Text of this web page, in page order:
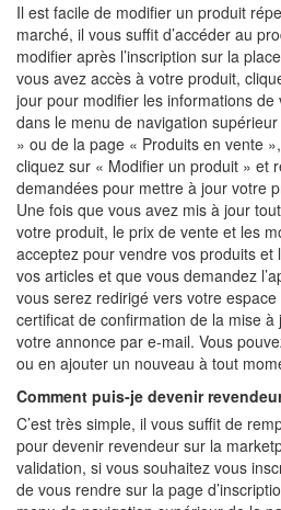
Il est facile de modifier un produit
marché, il vous suffit d’accéder au
modifier après l’inscription sur la
vous avez accès à votre produit,
jour pour modifier les informations
dans le menu de navigation
» ou de la page « Produits en vente
cliquez sur « Modifier un produit » et
demandées pour mettre à jour votre
Une fois que vous avez mis à jour
votre produit, le prix de vente et les
acceptez pour vendre vos produits et
vos articles et que vous demandez
vous serez redirigé vers votre
certificat de confirmation de la mise
votre annonce par e-mail. Vous
ou en ajouter un nouveau à tout
Comment puis-je devenir
C’est très simple, il vous suffit de
pour devenir revendeur sur la
validation, si vous souhaitez vous
de vous rendre sur la page